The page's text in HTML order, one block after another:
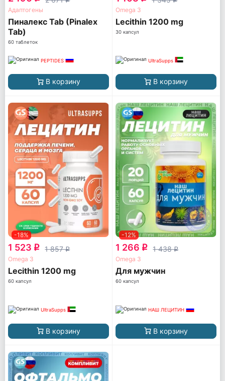
Адаптогены
Пиналекс Tab (Pinalex
Tab)
60 таблеток
PEPTIDES
В корзину
Omega 3
Lecithin 1200 mg
30 капсул
UltraSupps
В корзину
-18%
1 523 q 1 857q
Omega 3
Lecithin 1200 mg
60 капсул
UltraSupps
В корзину
-12%
1 266 q 1 438q
Omega 3
Для мужчин
60 капсул
НАШ ЛЕЦИТИН
В корзину